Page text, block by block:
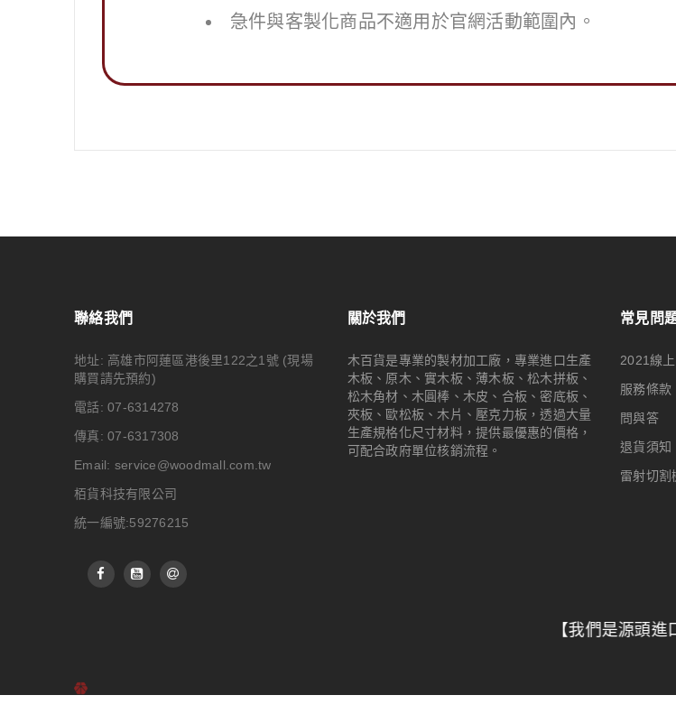
急件與客製化商品不適用於官網活動範圍內。
聯絡我們
地址: 高雄市阿蓮區港後里122之1號 (現場
購買請先預約)
電話: 07-6314278
傳真: 07-6317308
Email: service@woodmall.com.tw
栢貨科技有限公司
統一編號:59276215
關於我們
木百貨是專業的製材加工廠，專業進口生產
木板、原木、實木板、薄木板、松木拼板、
松木角材、木圓棒、木皮、合板、密底板、
夾板、歐松板、木片、壓克力板，透過大量
生產規格化尺寸材料，提供最優惠的價格，
可配合政府單位核銷流程。
常見問
2021線
服務條款
問與答
退貨須知
雷射切割
【我們是源頭進口/加工廠，